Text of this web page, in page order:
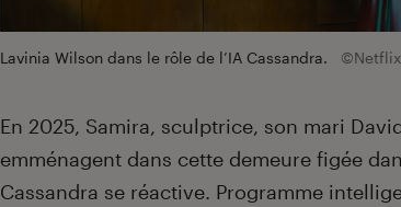
Lavinia Wilson dans le rôle de l’IA Cassandra. ©Netflix
En 2025, Samira, sculptrice, son mari
emménagent dans cette demeure figée
Cassandra se réactive. Programme